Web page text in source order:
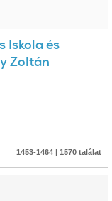
Iskola és
Zoltán
1453-1464 | 1570 találat